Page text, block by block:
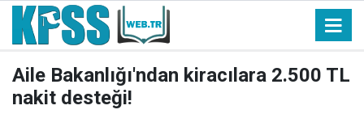
Aile Bakanlığı'ndan kiracılara 2.500 TL
nakit desteği!